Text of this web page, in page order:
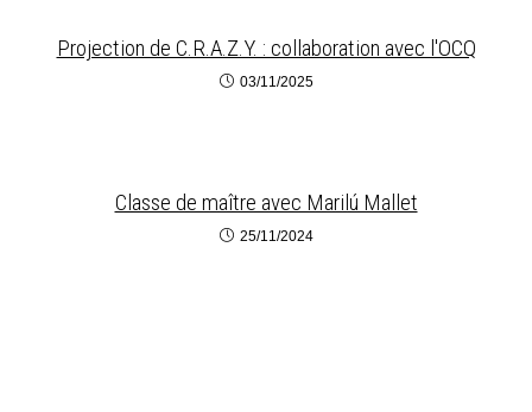
Projection de C.R.A.Z.Y. : collaboration avec l'OCQ
03/11/2025
Classe de maître avec Marilú Mallet
25/11/2024